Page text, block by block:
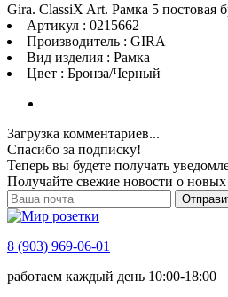
Gira. ClassiX Art. Рамка 5 постовая
Артикул : 0215662
Производитель : GIRA
Вид изделия : Рамка
Цвет : Бронза/Черный
Загрузка комментариев...
Спасибо за подписку!
Теперь вы будете получать
Получайте свежие новости о
8 (903) 969-06-01
работаем каждый день 10:00-18:00